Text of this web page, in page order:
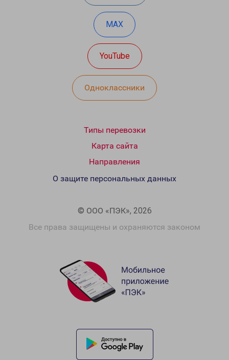
MAX
YouTube
Одноклассники
Типы перевозки
Карта сайта
Направления
© ООО «ПЭК», 2026
Все права защищены и охраняются законом
О защите персональных данных